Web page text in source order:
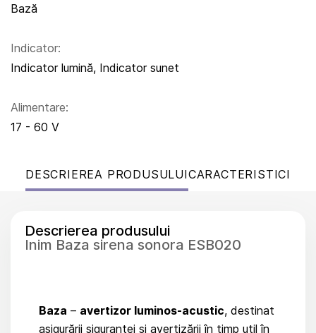
Bază
Indicator:
Indicator lumină, Indicator sunet
Alimentare:
17 - 60 V
DESCRIEREA PRODUSULUICARACTERISTICI
Descrierea produsului
Inim Baza sirena sonora ESB020
Baza – avertizor luminos-acustic, destinat
asigurării siguranței și avertizării în timp util în